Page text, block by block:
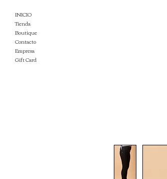
INICIO
Tienda
Boutique
Contacto
Empresa
Gift Card